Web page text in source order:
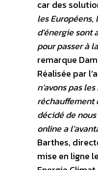
car des
les
d’énergie sont
pour passer à
remarque
Réalisée par
n’avons pas
réchauffement
décidé de
online a
Barthes,
mise en ligne